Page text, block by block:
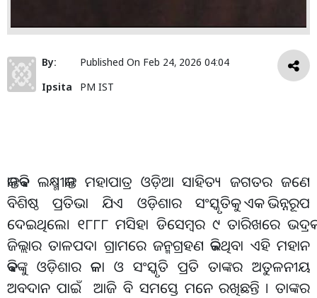
By:
Ipsita
Published On Feb 24, 2026 04:04
PM IST
କାନ୍ତକବି ଲକ୍ଷ୍ମୀକାନ୍ତ ମହାପାତ୍ର ଓଡ଼ିଆ ସାହିତ୍ୟ ଜଗତର ଜଣେ
ବିଶିଷ୍ଠ ପ୍ରତିଭା ଯିଏ ଓଡ଼ିଶାର ସଂସ୍କୃତିକୁ ଏକ ଭିନ୍ନରୂପ
ଦେଇଥିଲେ। ୧୮୮୮ ମସିହା ଡିସେମ୍ବର ୯ ତାରିଖରେ ଭଦ୍ରକ
ଜିଲ୍ଲାର ତାଳପଦା ଗ୍ରାମରେ ଜନ୍ମଗ୍ରହଣ କରିଥିବା ଏହି ମହାନ
କବିଙ୍କୁ ଓଡ଼ିଶାର କଳା ଓ ସଂସ୍କୃତି ପ୍ରତି ତାଙ୍କର ଅତୁଳନୀୟ
ଅବଦାନ ପାଇଁ ଆଜି ବି ସମସ୍ତେ ମନେ ରଖିଛନ୍ତି । ତାଙ୍କର